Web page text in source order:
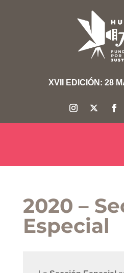
XVII EDICIÓN: 28
2020 –
Especial